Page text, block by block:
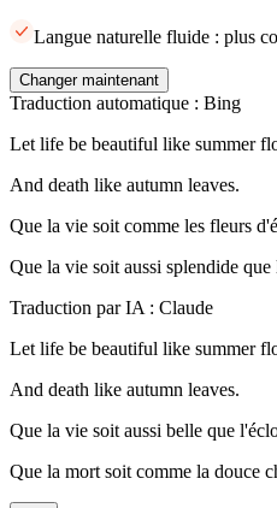
Langue naturelle fluide : plus
Changer maintenant
Traduction automatique : Bing
Let life be beautiful like summer
And death like autumn leaves.
Que la vie soit comme les fleurs
Que la vie soit aussi splendide
Traduction par IA : Claude
Let life be beautiful like summer
And death like autumn leaves.
Que la vie soit aussi belle que
Que la mort soit comme la douce